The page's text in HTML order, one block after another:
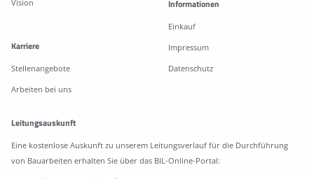
Vision
Karriere
Stellenangebote
Arbeiten bei uns
Informationen
Einkauf
Impressum
Datenschutz
Leitungsauskunft
Eine kostenlose Auskunft zu unserem Leitungsverlauf für die Durchführung
von Bauarbeiten erhalten Sie über das BIL-Online-Portal: